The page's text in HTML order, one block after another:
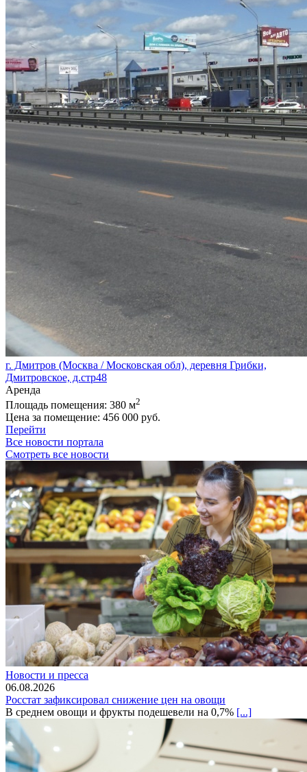
г. Дмитров (Москва / Московская обл), деревня Грибки,
Дмитровское, д.стр48
Аренда
Площадь помещения: 380 м2
Цена за помещение: 456 000 руб.
Перейти
Все новости портала
Смотреть все новости
Новости и пресса
06.08.2026
Росстат зафиксировал снижение цен на овощи
В среднем овощи и фрукты подешевели на 0,7% [...]